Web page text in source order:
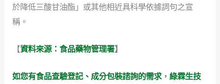
於降低三酸甘油酯」或其他相近具科學依據詞句之宣
稱。
【資料來源：食品藥物管理署】
如您有食品查驗登記、成分包裝諮詢的需求，綠霖生技